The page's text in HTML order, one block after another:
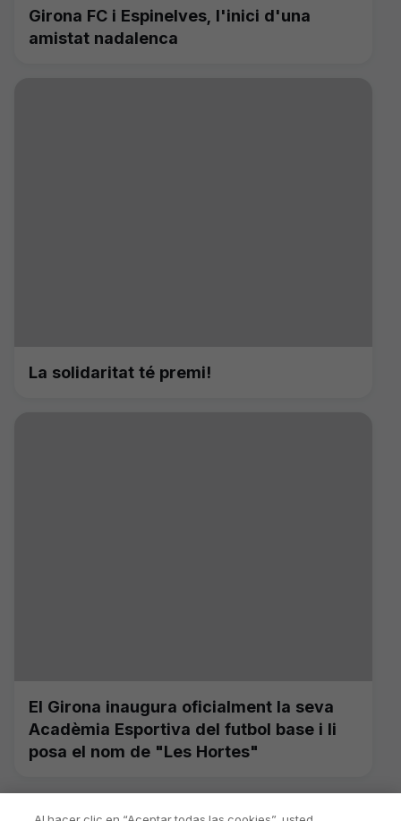
Girona FC i Espinelves, l'inici d'una
amistat nadalenca
La solidaritat té premi!
El Girona inaugura oficialment la seva
Acadèmia Esportiva del futbol base i li
posa el nom de "Les Hortes"